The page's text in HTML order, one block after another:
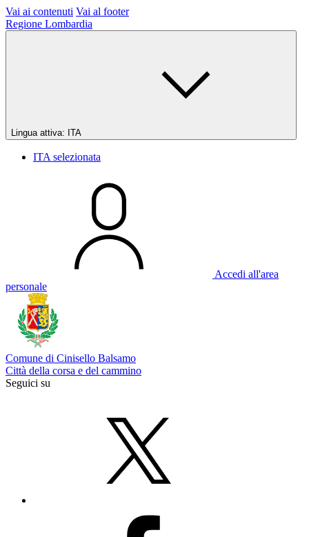
Vai ai contenuti Vai al footer
Regione Lombardia
Lingua attiva: ITA
ITA selezionata
Accedi all'area
personale
Comune di Cinisello Balsamo
Città della corsa e del cammino
Seguici su